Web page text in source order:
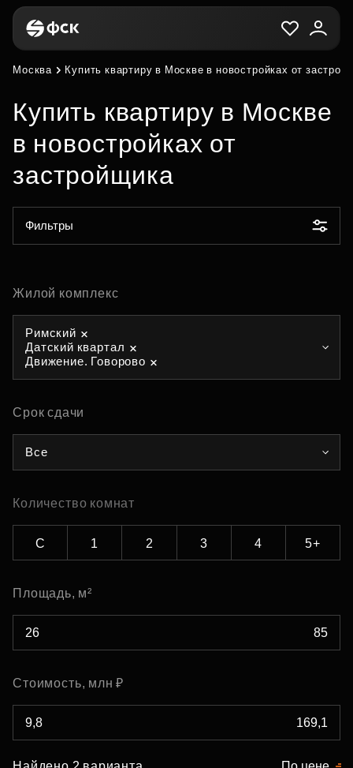
Москва Купить квартиру в Москве в новостройках от
Купить квартиру в Москве
в новостройках от
застройщика
Фильтры
Жилой комплекс
Римский
Датский квартал
Движение. Говорово
Срок сдачи
Все
Количество комнат
С 1 2 3 4 5+
Площадь, м²
Стоимость, млн ₽